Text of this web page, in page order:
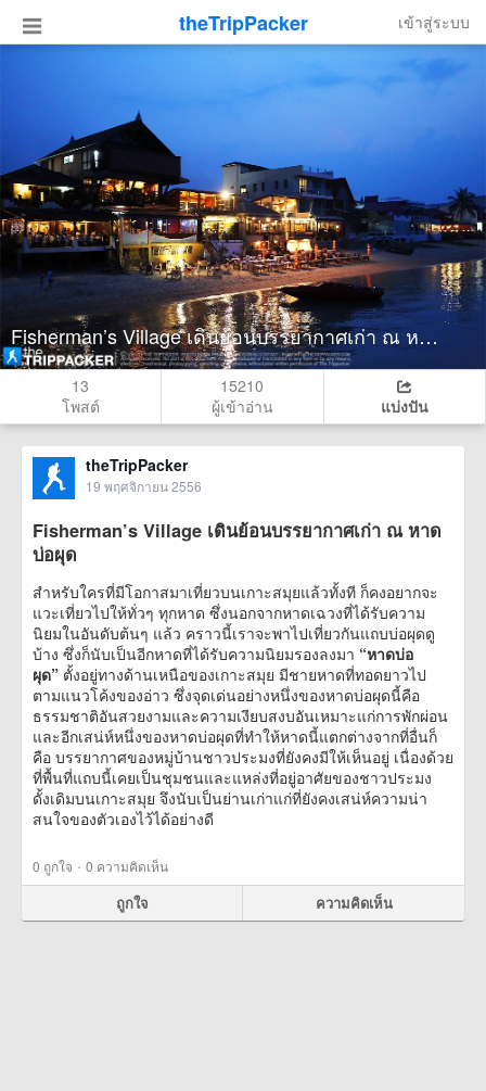
theTripPacker เข้าสู่ระบบ
Fisherman’s Village เดินย้อนบรรยากาศเก่า ณ หาดบ่อผุด
13
โพสต์
15210
ผู้เข้าอ่าน
แบ่งปัน
theTripPacker
19 พฤศจิกายน 2556
Fisherman’s Village เดินย้อนบรรยากาศเก่า ณ หาด
บ่อผุด
สำหรับใครที่มีโอกาสมาเที่ยวบนเกาะสมุยแล้วทั้งที ก็คงอยากจะ
แวะเที่ยวไปให้ทั่วๆ ทุกหาด ซึ่งนอกจากหาดเฉวงที่ได้รับความ
นิยมในอันดับต้นๆ แล้ว คราวนี้เราจะพาไปเที่ยวกันแถบบ่อผุดดู
บ้าง ซึ่งก็นับเป็นอีกหาดที่ได้รับความนิยมรองลงมา “หาดบ่อ
ผุด” ตั้งอยู่ทางด้านเหนือของเกาะสมุย มีชายหาดที่ทอดยาวไป
ตามแนวโค้งของอ่าว ซึ่งจุดเด่นอย่างหนึ่งของหาดบ่อผุดนี้คือ
ธรรมชาติอันสวยงามและความเงียบสงบอันเหมาะแก่การพักผ่อน
และอีกเสน่ห์หนึ่งของหาดบ่อผุดที่ทำให้หาดนี้แตกต่างจากที่อื่นก็
คือ บรรยากาศของหมู่บ้านชาวประมงที่ยังคงมีให้เห็นอยู่ เนื่องด้วย
ที่พื้นที่แถบนี้เคยเป็นชุมชนและแหล่งที่อยู่อาศัยของชาวประมง
ดั้งเดิมบนเกาะสมุย จึงนับเป็นย่านเก่าแก่ที่ยังคงเสน่ห์ความน่า
สนใจของตัวเองไว้ได้อย่างดี
0 ถูกใจ · 0 ความคิดเห็น
ถูกใจ ความคิดเห็น